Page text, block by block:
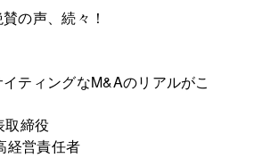
の声、続々！
ティングなM&Aのリアルがこ
締役
経営責任者